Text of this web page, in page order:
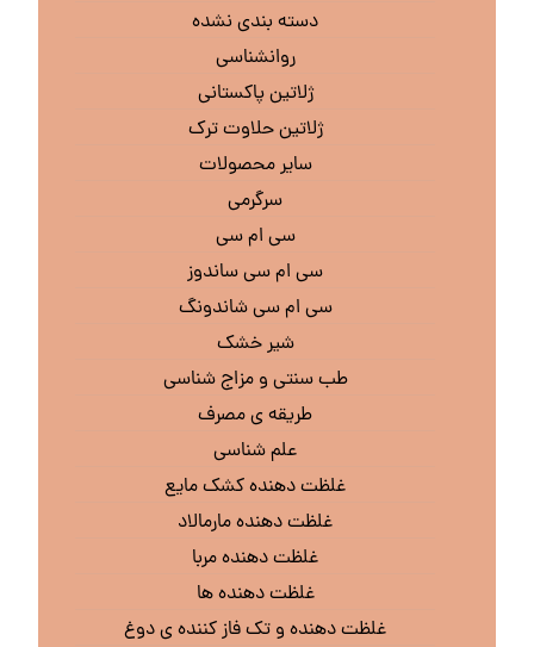
دسته بندی نشده
روانشناسی
ژلاتین پاکستانی
ژلاتین حلاوت ترک
سایر محصولات
سرگرمی
سی ام سی
سی ام سی ساندوز
سی ام سی شاندونگ
شیر خشک
طب سنتی و مزاج شناسی
طریقه ی مصرف
علم شناسی
غلظت دهنده کشک مایع
غلظت دهنده مارمالاد
غلظت دهنده مربا
غلظت دهنده ها
غلظت دهنده و تک فاز کننده ی دوغ